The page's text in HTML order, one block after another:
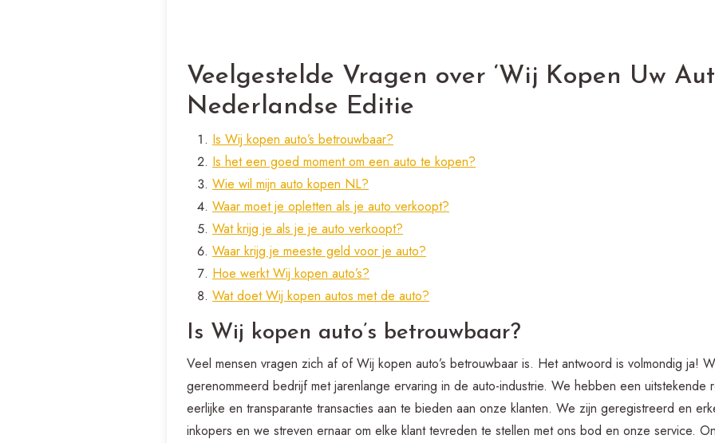
Veelgestelde Vragen over ‘Wij Kopen Uw
Nederlandse Editie
Is Wij kopen auto’s betrouwbaar?
Is het een goed moment om een auto te kopen?
Wie wil mijn auto kopen NL?
Waar moet je opletten als je auto verkoopt?
Wat krijg je als je je auto verkoopt?
Waar krijg je meeste geld voor je auto?
Hoe werkt Wij kopen auto’s?
Wat doet Wij kopen autos met de auto?
Is Wij kopen auto’s betrouwbaar?
Veel mensen vragen zich af of Wij kopen auto’s betrouwbaar is. Het antwoord is volmondig ja!
gerenommeerd bedrijf met jarenlange ervaring in de auto-industrie. We hebben een
eerlijke en transparante transacties aan te bieden aan onze klanten. We zijn geregistreerd en
inkopers en we streven ernaar om elke klant tevreden te stellen met ons bod en onze service.